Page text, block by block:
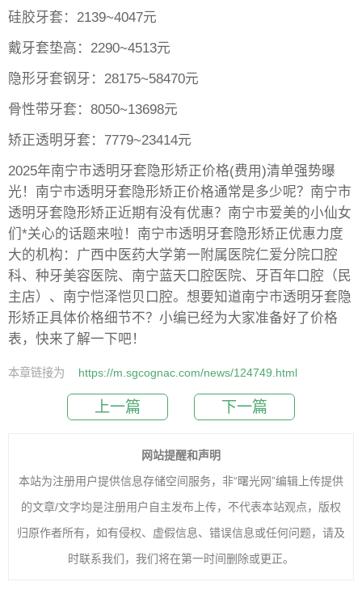
硅胶牙套：2139~4047元
戴牙套垫高：2290~4513元
隐形牙套钢牙：28175~58470元
骨性带牙套：8050~13698元
矫正透明牙套：7779~23414元
2025年南宁市透明牙套隐形矫正价格(费用)清单强势曝
光！南宁市透明牙套隐形矫正价格通常是多少呢？南宁市
透明牙套隐形矫正近期有没有优惠？南宁市爱美的小仙女
们*关心的话题来啦！南宁市透明牙套隐形矫正优惠力度
大的机构：广西中医药大学第一附属医院仁爱分院口腔
科、种牙美容医院、南宁蓝天口腔医院、牙百年口腔（民
主店）、南宁恺泽恺贝口腔。想要知道南宁市透明牙套隐
形矫正具体价格细节不？小编已经为大家准备好了价格
表，快来了解一下吧！
本章链接为 https://m.sgcognac.com/news/124749.html
上一篇 下一篇
网站提醒和声明
本站为注册用户提供信息存储空间服务，非“曙光网”编辑上传提供
的文章/文字均是注册用户自主发布上传，不代表本站观点，版权
归原作者所有，如有侵权、虚假信息、错误信息或任何问题，请及
时联系我们，我们将在第一时间删除或更正。